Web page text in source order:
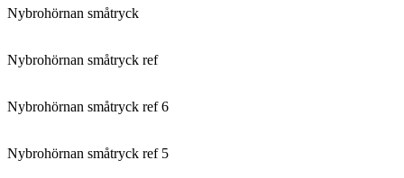
Nybrohörnan småtryck
Nybrohörnan småtryck ref
Nybrohörnan småtryck ref 6
Nybrohörnan småtryck ref 5